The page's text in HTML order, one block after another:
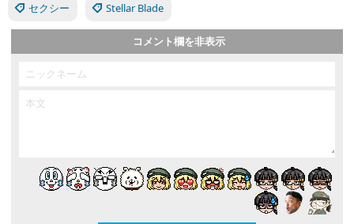
セクシー Stellar Blade
コメント欄を非表示